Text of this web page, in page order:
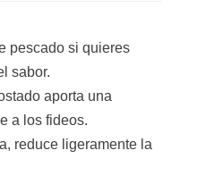
pescado si quieres
sabor.
aporta una
a los fideos.
reduce ligeramente la